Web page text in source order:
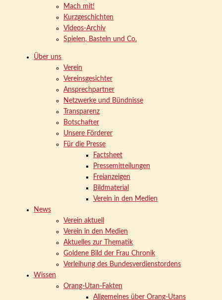
Mach mit!
Kurzgeschichten
Videos-Archiv
Spielen, Basteln und Co.
Über uns
Verein
Vereinsgesichter
Ansprechpartner
Netzwerke und Bündnisse
Transparenz
Botschafter
Unsere Förderer
Für die Presse
Factsheet
Pressemitteilungen
Freianzeigen
Bildmaterial
Verein in den Medien
News
Verein aktuell
Verein in den Medien
Aktuelles zur Thematik
Goldene Bild der Frau Chronik
Verleihung des Bundesverdienstordens
Wissen
Orang-Utan-Fakten
Allgemeines über Orang-Utans